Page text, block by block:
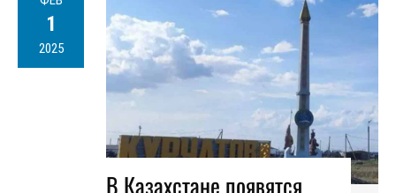
1
2025
В Казахстане появятся